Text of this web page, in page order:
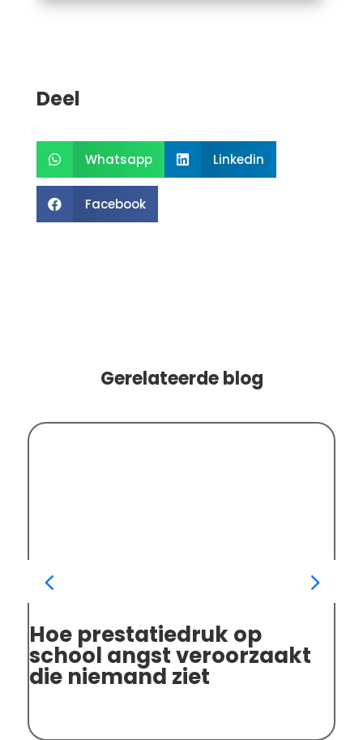
Deel
 Whatsapp  Linkedin
 Facebook
Gerelateerde blog
Hoe prestatiedruk op
school angst veroorzaakt
die niemand ziet